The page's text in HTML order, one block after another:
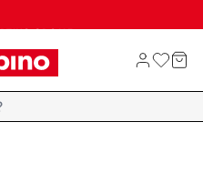
OP SALE
KANS!
NIEUW